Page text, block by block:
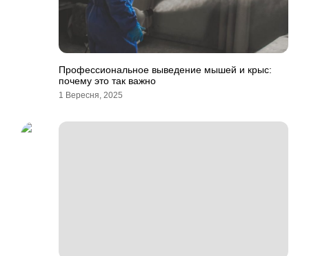
Профессиональное выведение мышей и крыс:
почему это так важно
1 Вересня, 2025